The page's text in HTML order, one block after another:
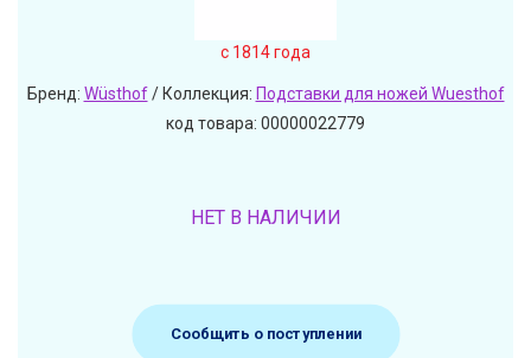
c 1814 года
Бренд: Wüsthof/ Коллекция: Подставки для ножей Wuesthof
код товара: 00000022779
НЕТ В НАЛИЧИИ
Сообщить о поступлении